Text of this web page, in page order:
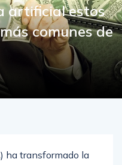
artificial estos
comunes de
ha transformado la